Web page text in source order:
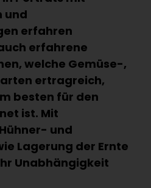
und
erfahren
erfahrene
welche Gemüse-,
ertragreich,
besten für den
ist. Mit
und
Lagerung der Ernte
Unabhängigkeit